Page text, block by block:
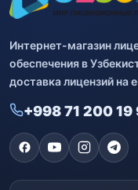
Интернет-магазин
обеспечения в
доставка лицензий на
+998 71 200 19